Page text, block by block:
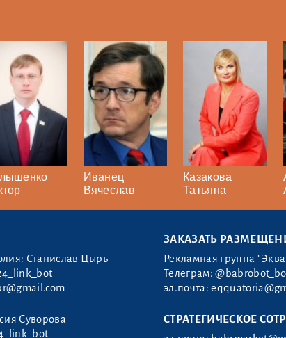
Иванец
Вячеслав
Казакова
Татьяна
Станислав Цырь
Суворова
ЗАКАЗАТЬ
Рекламная группа
Телеграм:
эл.почта:
СТРАТЕГИЧЕСКОЕ